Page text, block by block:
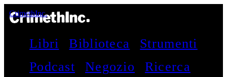
CrimethInc.
Libri Biblioteca
Strumenti
Podcast
Negozio
Ricerca